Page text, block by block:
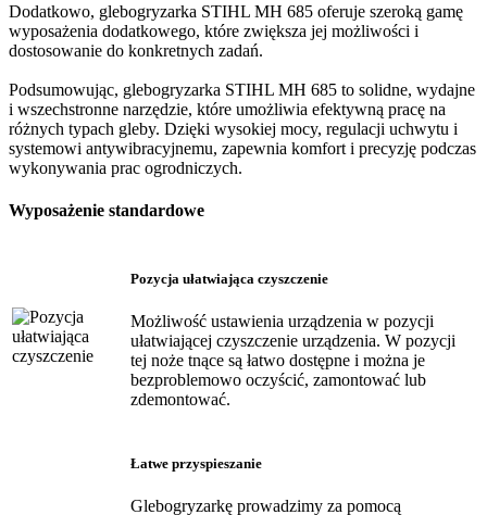
Dodatkowo, glebogryzarka STIHL MH 685 oferuje szeroką gamę
wyposażenia dodatkowego, które zwiększa jej możliwości i
dostosowanie do konkretnych zadań.
Podsumowując, glebogryzarka STIHL MH 685 to solidne, wydajne
i wszechstronne narzędzie, które umożliwia efektywną pracę na
różnych typach gleby. Dzięki wysokiej mocy, regulacji uchwytu i
systemowi antywibracyjnemu, zapewnia komfort i precyzję podczas
wykonywania prac ogrodniczych.
Wyposażenie standardowe
Pozycja ułatwiająca czyszczenie
Możliwość ustawienia urządzenia w pozycji
ułatwiającej czyszczenie urządzenia. W pozycji
tej noże tnące są łatwo dostępne i można je
bezproblemowo oczyścić, zamontować lub
zdemontować.
Łatwe przyspieszanie
Glebogryzarkę prowadzimy za pomocą